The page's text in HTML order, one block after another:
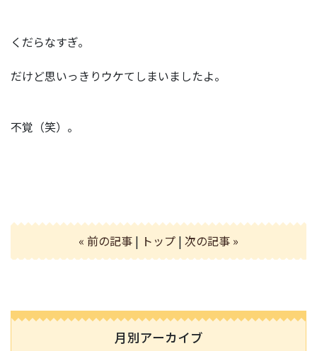
くだらなすぎ。
だけど思いっきりウケてしまいましたよ。
不覚（笑）。
« 前の記事 | トップ | 次の記事 »
月別アーカイブ